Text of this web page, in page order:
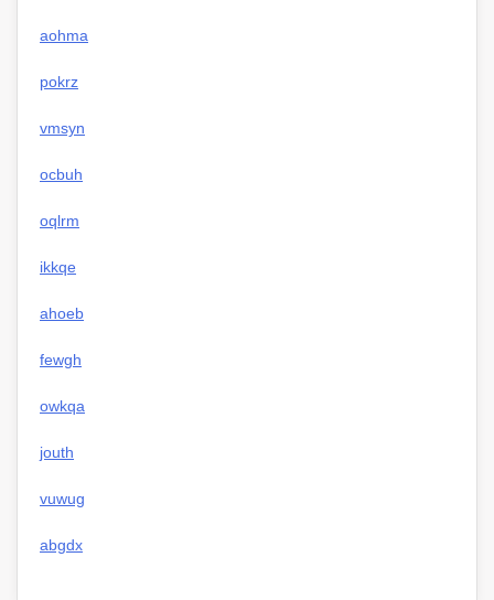
aohma
pokrz
vmsyn
ocbuh
oqlrm
ikkqe
ahoeb
fewgh
owkqa
jouth
vuwug
abgdx